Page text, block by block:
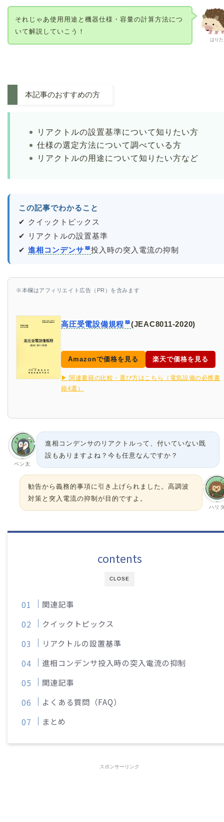
はりた
それじゃあ使用用途と機器仕様・容量の計算方法につ
いて解説していこう！
本記事のおすすめの方
リアクトルの設置基準について知りたい方
仕様の選定方法について調べている方
リアクトルの用途について知りたい方など
この記事でわかること
✔ クイックトピックス
✔ リアクトルの設置基準
✔ 進相コンデンサ 投入時の突入電流の抑制
※本欄はアフィリエイト広告（PR）を含みます
高圧受電設備規程 (JEAC8011-2020)
Amazonで価格を見る 楽天で価格を見る
▶ 関連書籍の比較・選び方はこちら（電気設備の必携書
籍4選）
ペン太
進相コンデンサのリアクトルって、付いていない既
設もありますよね？今も任意なんですか？
ハリ
勧告から義務的事項に引き上げられました。高調波
対策と突入電流の抑制が目的ですよ。
CLOSE
contents
関連記事
クイックトピックス
リアクトルの設置基準
進相コンデンサ投入時の突入電流の抑制
関連記事
よくある質問（FAQ）
まとめ
スポンサーリンク